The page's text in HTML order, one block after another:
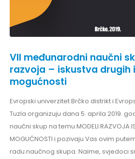
VII međunarodni naučni
razvoja – iskustva drugih
mogućnosti
Evropski univerzitet Brčko distrikt i
Tuzla organizuju dana 5. aprila 2019.
naučni skup na temu MODELI RAZVOJA
MOGUĆNOSTI i pozivaju Vas ovim
radu naučnog skupa. Naime, svjedoci